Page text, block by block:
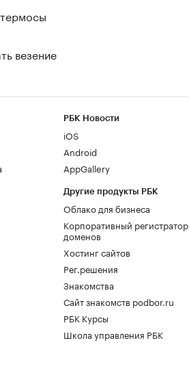
везение
РБК Новости
iOS
Android
AppGallery
Другие продукты РБК
Облако для бизнеса
Корпоративный регистратор
доменов
Хостинг сайтов
Рег.решения
Знакомства
Сайт знакомств podbor.ru
РБК Курсы
Школа управления РБК